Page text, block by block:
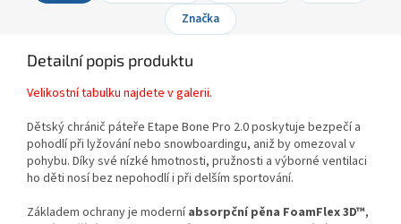
Značka
Detailní popis produktu
Velikostní tabulku najdete v galerii.
Dětský chránič páteře Etape Bone Pro 2.0 poskytuje bezpečí a
pohodlí při lyžování nebo snowboardingu, aniž by omezoval v
pohybu. Díky své nízké hmotnosti, pružnosti a výborné ventilaci
ho děti nosí bez nepohodlí i při delším sportování.
Základem ochrany je moderníabsorpční pěna FoamFlex 3D™,